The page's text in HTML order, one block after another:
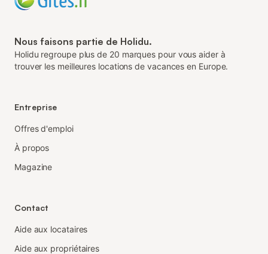
Nous faisons partie de Holidu.
Holidu regroupe plus de 20 marques pour vous aider à
trouver les meilleures locations de vacances en Europe.
Entreprise
Offres d'emploi
À propos
Magazine
Contact
Aide aux locataires
Aide aux propriétaires